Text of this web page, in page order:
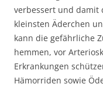
verbessert und damit
kleinsten Äderchen
kann die gefährliche
hemmen, vor
Erkrankungen
Hämorriden sowie